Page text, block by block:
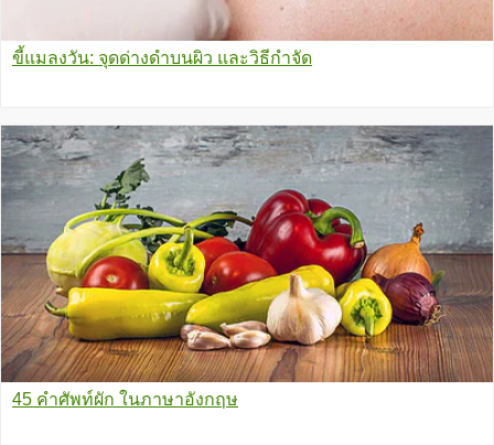
ขี้แมลงวัน: จุดด่างดำบนผิว และวิธีกำจัด
45 คำศัพท์ผัก ในภาษาอังกฤษ